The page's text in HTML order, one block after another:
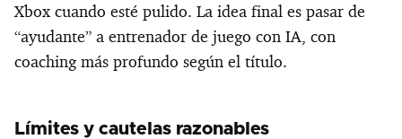
Xbox cuando esté pulido. La idea final es pasar de
“ayudante” a entrenador de juego con IA, con
coaching más profundo según el título.
Límites y cautelas razonables